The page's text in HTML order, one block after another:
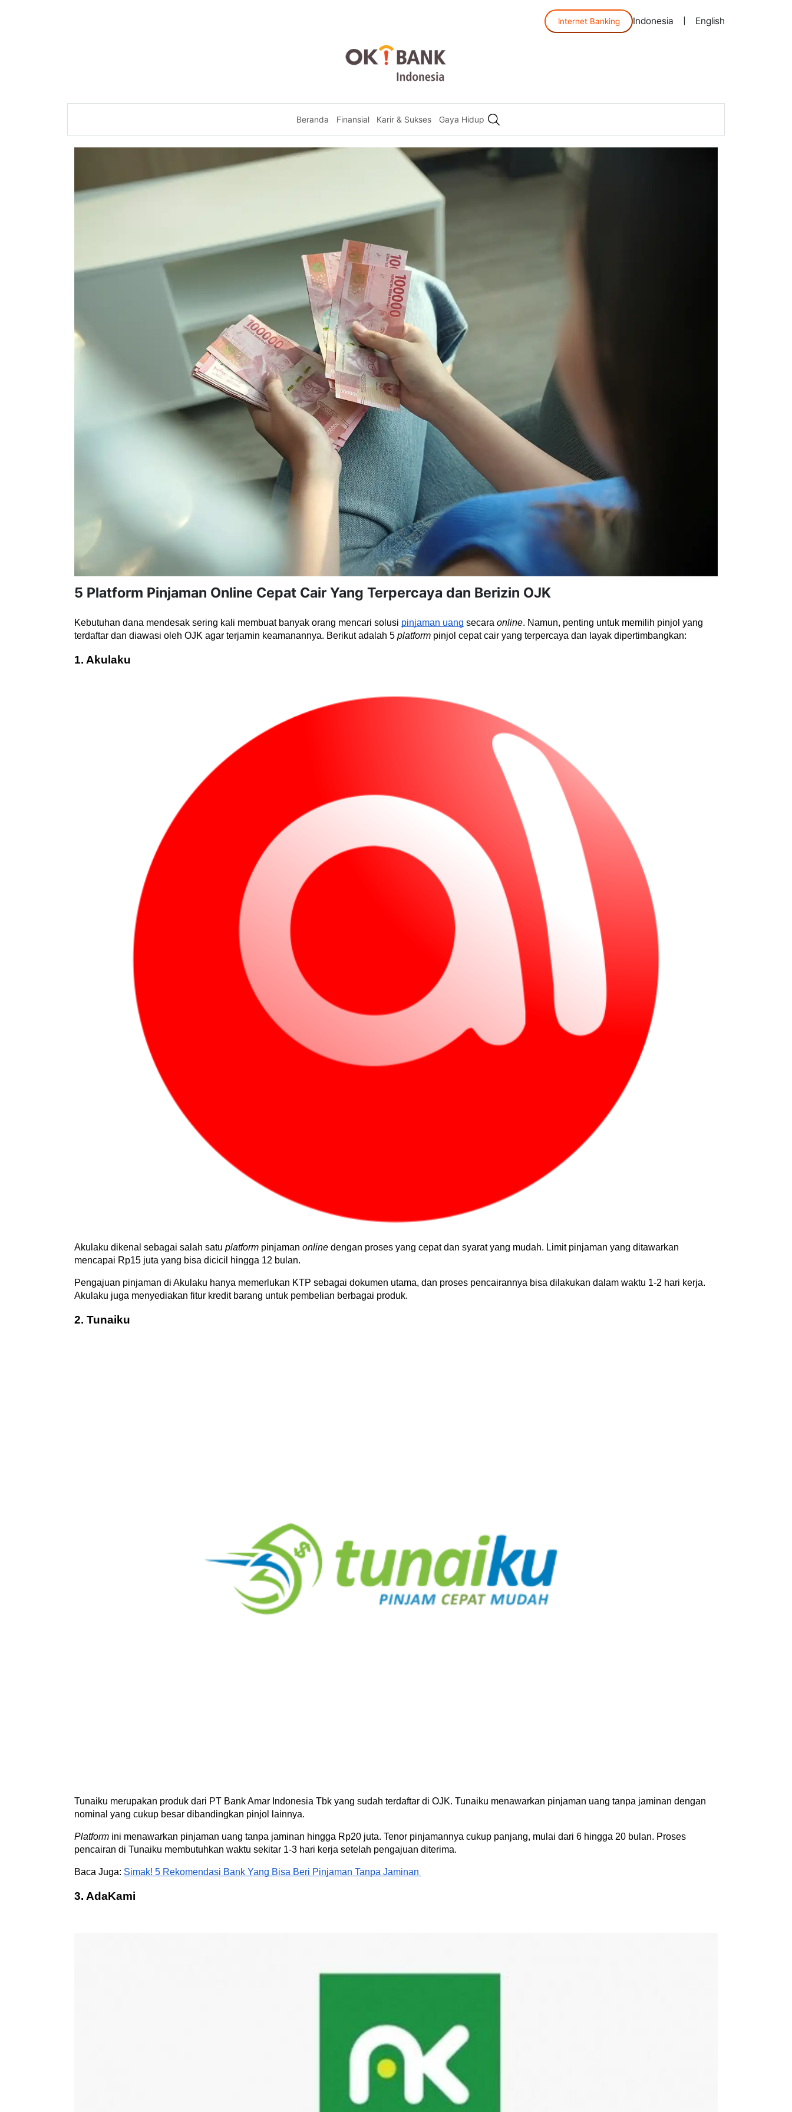
Internet Banking Indonesia English
Beranda Finansial Karir & Sukses Gaya Hidup
5 Platform Pinjaman Online Cepat Cair Yang Terpercaya dan Berizin OJK
Kebutuhan dana mendesak sering kali membuat banyak orang mencari solusi pinjaman uang secara online. Namun, penting untuk memilih pinjol yang
terdaftar dan diawasi oleh OJK agar terjamin keamanannya. Berikut adalah 5 platform pinjol cepat cair yang terpercaya dan layak dipertimbangkan:
1. Akulaku
Akulaku dikenal sebagai salah satu platform pinjaman online dengan proses yang cepat dan syarat yang mudah. Limit pinjaman yang ditawarkan
mencapai Rp15 juta yang bisa dicicil hingga 12 bulan.
Pengajuan pinjaman di Akulaku hanya memerlukan KTP sebagai dokumen utama, dan proses pencairannya bisa dilakukan dalam waktu 1-2 hari kerja.
Akulaku juga menyediakan fitur kredit barang untuk pembelian berbagai produk.
2. Tunaiku
Tunaiku merupakan produk dari PT Bank Amar Indonesia Tbk yang sudah terdaftar di OJK. Tunaiku menawarkan pinjaman uang tanpa jaminan dengan
nominal yang cukup besar dibandingkan pinjol lainnya.
Platform ini menawarkan pinjaman uang tanpa jaminan hingga Rp20 juta. Tenor pinjamannya cukup panjang, mulai dari 6 hingga 20 bulan. Proses
pencairan di Tunaiku membutuhkan waktu sekitar 1-3 hari kerja setelah pengajuan diterima.
Baca Juga: Simak! 5 Rekomendasi Bank Yang Bisa Beri Pinjaman Tanpa Jaminan
3. AdaKami